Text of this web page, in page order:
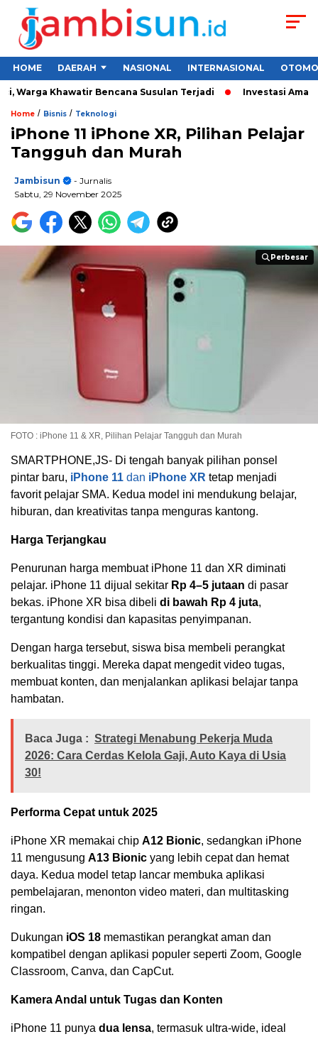
HOME DAERAH NASIONAL INTERNASIONAL
Khawatir Bencana Susulan Terjadi Investasi Aman
Home / Bisnis / Teknologi
iPhone 11 iPhone XR, Pilihan Pelajar
Tangguh dan Murah
Jambisun
- Jurnalis
Sabtu, 29 November 2025
Perbesar
Perbesar
FOTO : iPhone 11 & XR, Pilihan Pelajar Tangguh dan Murah
SMARTPHONE,JS- Di tengah banyak pilihan ponsel
pintar baru, iPhone 11 dan iPhone XR tetap menjadi
favorit pelajar SMA. Kedua model ini mendukung belajar,
hiburan, dan kreativitas tanpa menguras kantong.
Harga Terjangkau
Penurunan harga membuat iPhone 11 dan XR diminati
pelajar. iPhone 11 dijual sekitar Rp 4–5 jutaan di pasar
bekas. iPhone XR bisa dibeli di bawah Rp 4 juta,
tergantung kondisi dan kapasitas penyimpanan.
Dengan harga tersebut, siswa bisa membeli perangkat
berkualitas tinggi. Mereka dapat mengedit video tugas,
membuat konten, dan menjalankan aplikasi belajar tanpa
hambatan.
Baca Juga : Strategi Menabung Pekerja Muda
2026: Cara Cerdas Kelola Gaji, Auto Kaya di Usia
30!
Performa Cepat untuk 2025
iPhone XR memakai chip A12 Bionic, sedangkan iPhone
11 mengusung A13 Bionic yang lebih cepat dan hemat
daya. Kedua model tetap lancar membuka aplikasi
pembelajaran, menonton video materi, dan multitasking
ringan.
Dukungan iOS 18 memastikan perangkat aman dan
kompatibel dengan aplikasi populer seperti Zoom, Google
Classroom, Canva, dan CapCut.
Kamera Andal untuk Tugas dan Konten
iPhone 11 punya dua lensa, termasuk ultra-wide, ideal